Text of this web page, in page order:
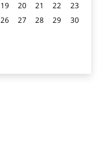
19 20 21 22
23
26 27 28 29
30